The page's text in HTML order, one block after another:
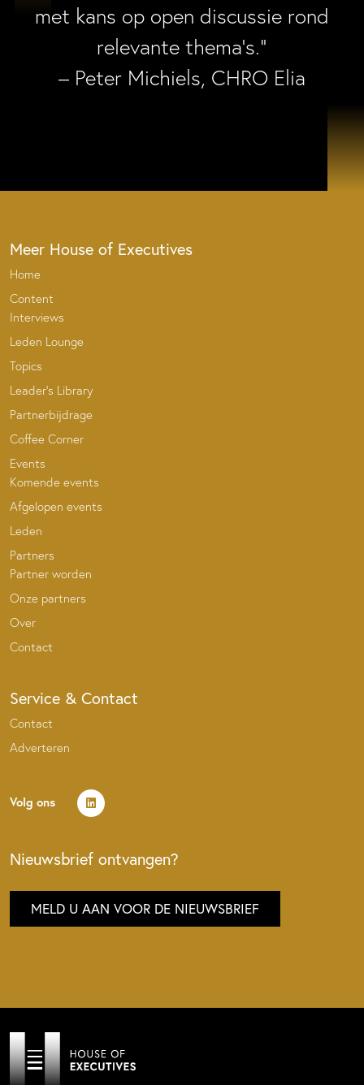
met kans op open discussie rond
relevante thema’s.”
– Peter Michiels, CHRO Elia
Meer House of Executives
Home
Content
Interviews
Leden Lounge
Topics
Leader’s Library
Partnerbijdrage
Coffee Corner
Events
Komende events
Afgelopen events
Leden
Partners
Partner worden
Onze partners
Over
Contact
Service & Contact
Contact
Adverteren
Volg ons
Nieuwsbrief ontvangen?
MELD U AAN VOOR DE NIEUWSBRIEF